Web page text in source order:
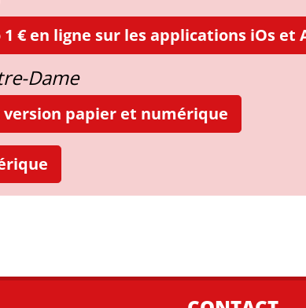
€ en ligne sur les applications iOs et
Dame
papier et numérique